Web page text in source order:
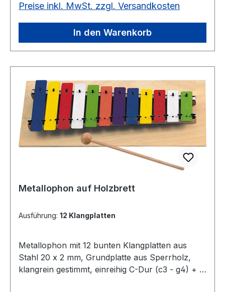
Preise inkl. MwSt. zzgl. Versandkosten
In den Warenkorb
Metallophon auf Holzbrett
Ausführung: 12 Klangplatten
Metallophon mit 12 bunten Klangplatten aus
Stahl 20 x 2 mm, Grundplatte aus Sperrholz,
klangrein gestimmt, einreihig C-Dur (c3 - g4) + 1